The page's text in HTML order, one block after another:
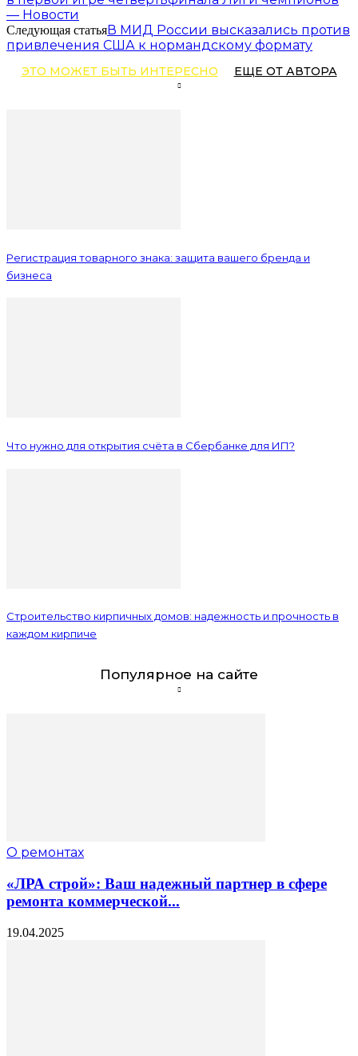
— Новости
Следующая статьяВ МИД России высказались против
привлечения США к нормандскому формату
ЭТО МОЖЕТ БЫТЬ ИНТЕРЕСНО ЕЩЕ ОТ АВТОРА
Регистрация товарного знака: защита вашего бренда и
бизнеса
Что нужно для открытия счёта в Сбербанке для ИП?
Строительство кирпичных домов: надежность и прочность в
каждом кирпиче
Популярное на сайте
О ремонтах
«ЛРА строй»: Ваш надежный партнер в сфере
ремонта коммерческой...
19.04.2025